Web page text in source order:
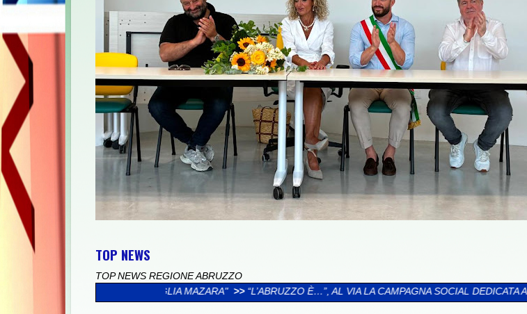
TOP NEWS
TOP NEWS REGIONE ABRUZZO
“L’ABRUZZO È…”, AL VIA LA CAMPAGNA SOCIAL DEDICATA AGLI ABRUZZESI NEL MONDO